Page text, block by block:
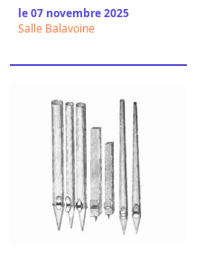
le 07 novembre 2025
Salle Balavoine